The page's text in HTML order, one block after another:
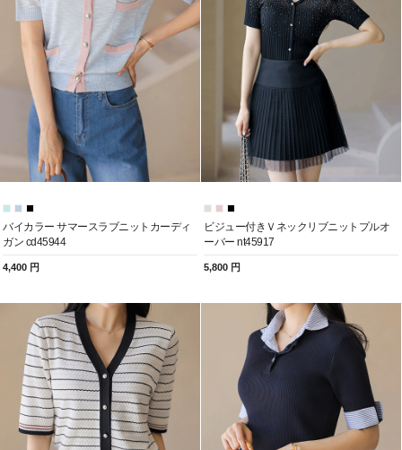
バイカラー サマースラブニットカーディ
ガン cd45944
4,400 円
ビジュー付きＶネックリブニットプルオ
ーバー nt45917
5,800 円